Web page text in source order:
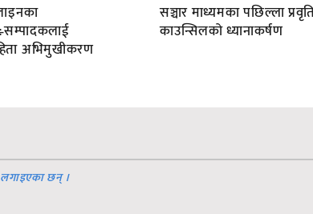
अभिमुखीकरण
सञ्चार माध्यमका पछिल्ला
काउन्सिलको ध्यानाकर्षण
छन् ।